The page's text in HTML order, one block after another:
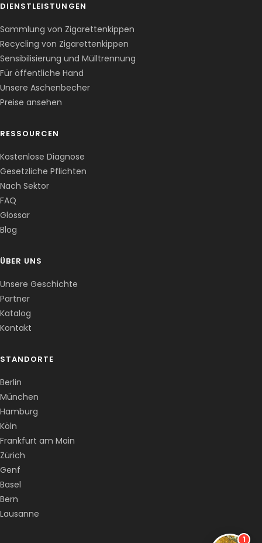
DIENSTLEISTUNGEN
Sammlung von Zigarettenkippen
Recycling von Zigarettenkippen
Sensibilisierung und Mülltrennung
Für öffentliche Hand
Unsere Aschenbecher
Preise ansehen
RESSOURCEN
Kostenlose Diagnose
Gesetzliche Pflichten
Nach Sektor
FAQ
Glossar
Blog
ÜBER UNS
Unsere Geschichte
Partner
Katalog
Kontakt
STANDORTE
Berlin
München
Hamburg
Köln
Frankfurt am Main
Zürich
Genf
Basel
Bern
Lausanne
1